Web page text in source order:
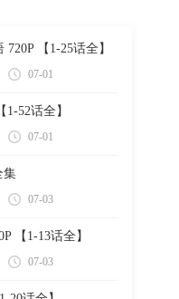
1080P 【1-13话全】
粤语站
学校怪谈 粤语 480P
6665播放
我是大哥大粵語
480P 【1-10话全】
6631播放
【1-25话全】
07-01
52话全】
07-01
集
07-03
【1-13话全】
07-03